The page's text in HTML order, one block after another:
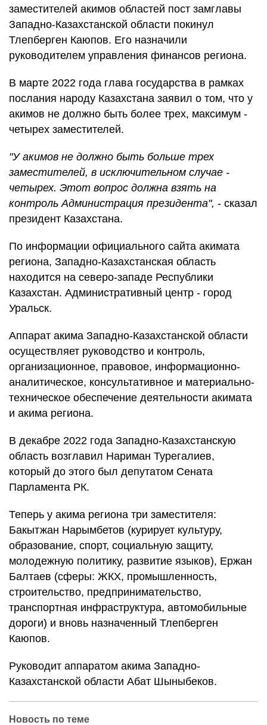
заместителей акимов областей пост замглавы
Западно-Казахстанской области покинул
Тлепберген Каюпов. Его назначили
руководителем управления финансов региона.
В марте 2022 года глава государства в рамках
послания народу Казахстана заявил о том, что у
акимов не должно быть более трех, максимум -
четырех заместителей.
"У акимов не должно быть больше трех
заместителей, в исключительном случае -
четырех. Этот вопрос должна взять на
контроль Администрация президента", - сказал
президент Казахстана.
По информации официального сайта акимата
региона, Западно-Казахстанская область
находится на северо-западе Республики
Казахстан. Административный центр - город
Уральск.
Аппарат акима Западно-Казахстанской области
осуществляет руководство и контроль,
организационное, правовое, информационно-
аналитическое, консультативное и материально-
техническое обеспечение деятельности акимата
и акима региона.
В декабре 2022 года Западно-Казахстанскую
область возглавил Нариман Турегалиев,
который до этого был депутатом Сената
Парламента РК.
Теперь у акима региона три заместителя:
Бакытжан Нарымбетов (курирует культуру,
образование, спорт, социальную защиту,
молодежную политику, развитие языков), Ержан
Балтаев (сферы: ЖКХ, промышленность,
строительство, предпринимательство,
транспортная инфраструктура, автомобильные
дороги) и вновь назначенный Тлепберген
Каюпов.
Руководит аппаратом акима Западно-
Казахстанской области Абат Шыныбеков.
Новость по теме